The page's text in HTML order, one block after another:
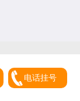
电话挂号